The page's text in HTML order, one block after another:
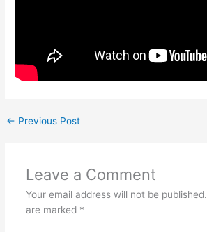
← Previous Post
Leave a Comment
Your email address will not be published.
are marked *